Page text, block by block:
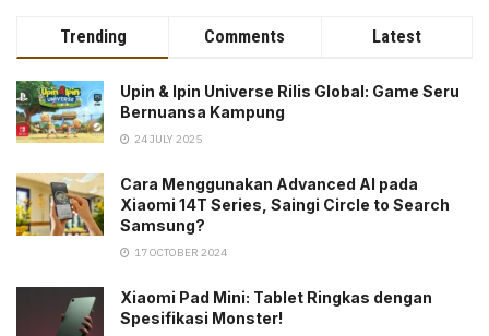
Trending Comments Latest
Upin & Ipin Universe Rilis Global: Game Seru
Bernuansa Kampung
24 JULY 2025
Cara Menggunakan Advanced AI pada
Xiaomi 14T Series, Saingi Circle to Search
Samsung?
17 OCTOBER 2024
Xiaomi Pad Mini: Tablet Ringkas dengan
Spesifikasi Monster!